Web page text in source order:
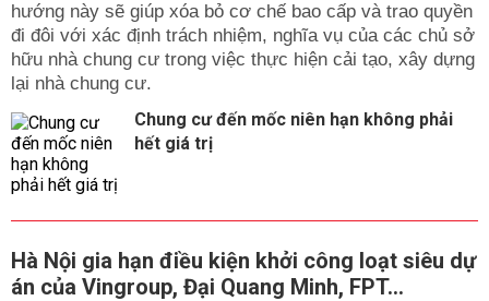
hướng này sẽ giúp xóa bỏ cơ chế bao cấp và trao quyền
đi đôi với xác định trách nhiệm, nghĩa vụ của các chủ sở
hữu nhà chung cư trong việc thực hiện cải tạo, xây dựng
lại nhà chung cư.
Chung cư đến mốc niên hạn không phải
hết giá trị
Hà Nội gia hạn điều kiện khởi công loạt siêu dự
án của Vingroup, Đại Quang Minh, FPT...